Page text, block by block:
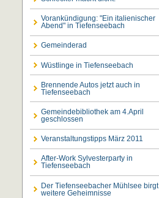
Vorankündigung: "Ein italienischer
Abend" in Tiefenseebach
Gemeinderad
Wüstlinge in Tiefenseebach
Brennende Autos jetzt auch in
Tiefenseebach
Gemeindebibliothek am 4.April
geschlossen
Veranstaltungstipps März 2011
After-Work Sylvesterparty in
Tiefenseebach
Der Tiefenseebacher Mühlsee birgt
weitere Geheimnisse